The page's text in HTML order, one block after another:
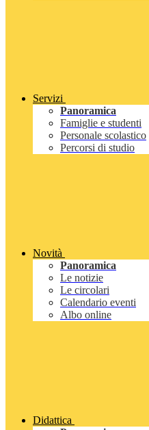
Servizi
Panoramica
Famiglie e studenti
Personale scolastico
Percorsi di studio
Novità
Panoramica
Le notizie
Le circolari
Calendario eventi
Albo online
Didattica